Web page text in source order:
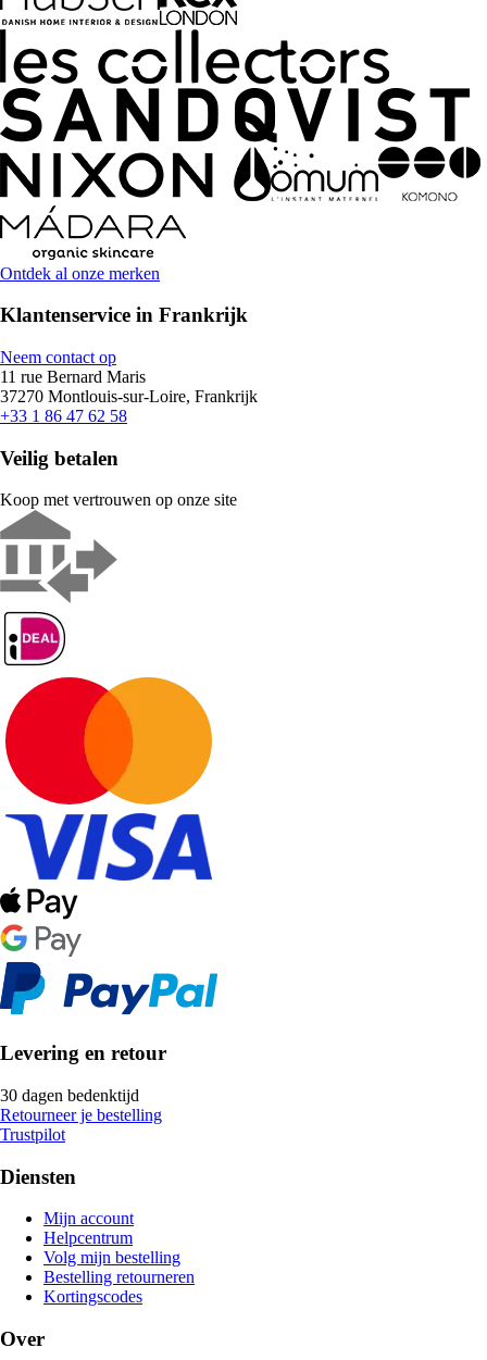
Ontdek al onze merken
Klantenservice in Frankrijk
Neem contact op
11 rue Bernard Maris
37270 Montlouis-sur-Loire, Frankrijk
+33 1 86 47 62 58
Veilig betalen
Koop met vertrouwen op onze site
Levering en retour
30 dagen bedenktijd
Retourneer je bestelling
Trustpilot
Diensten
Mijn account
Helpcentrum
Volg mijn bestelling
Bestelling retourneren
Kortingscodes
Over